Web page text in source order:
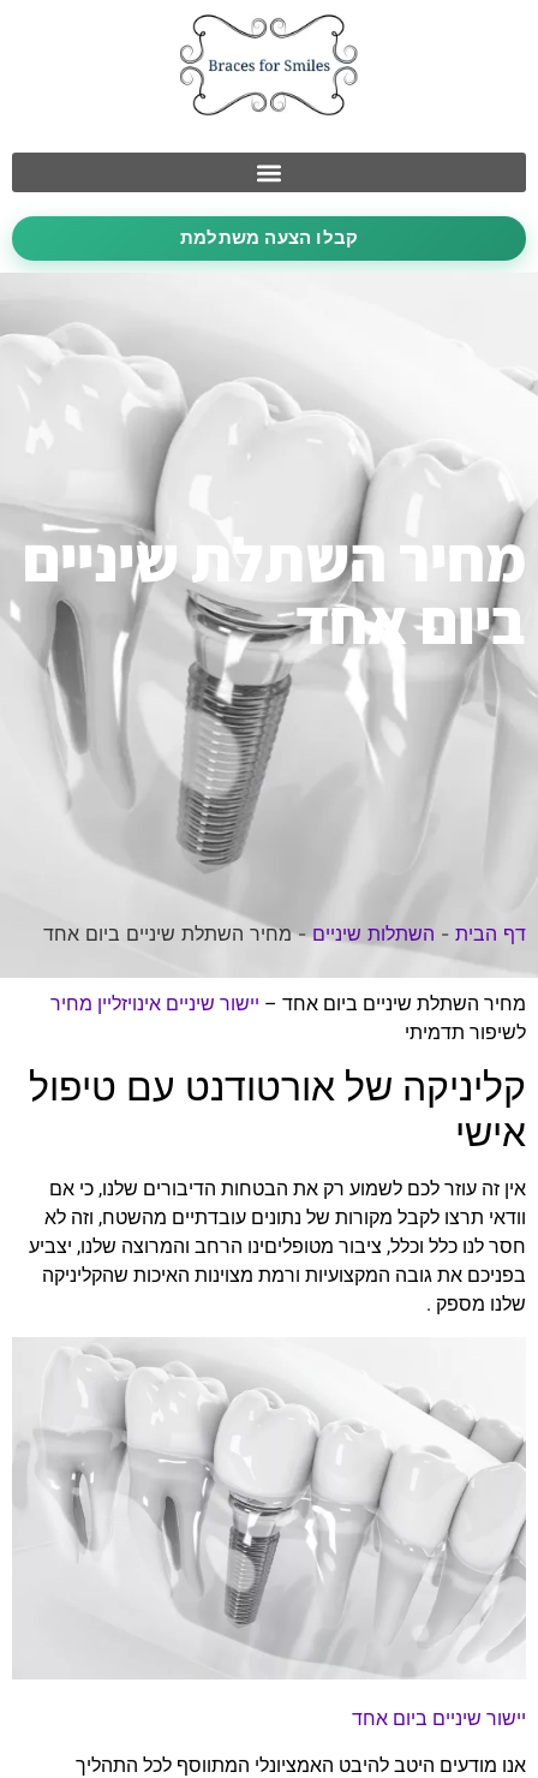
קבלו הצעה משתלמת
מחיר השתלת שיניים
ביום אחד
דף הבית - השתלות שיניים-מחיר השתלת שיניים ביום אחד
מחיר השתלת שיניים ביום אחד – יישור שיניים אינויזליין מחיר
לשיפור תדמיתי
קליניקה של אורטודנט עם טיפול
אישי
אין זה עוזר לכם לשמוע רק את הבטחות הדיבורים שלנו, כי אם
וודאי תרצו לקבל מקורות של נתונים עובדתיים מהשטח, וזה לא
חסר לנו כלל וכלל, ציבור מטופליםינו הרחב והמרוצה שלנו, יצביע
בפניכם את גובה המקצועיות ורמת מצוינות האיכות שהקליניקה
שלנו מספק .
יישור שיניים ביום אחד
אנו מודעים היטב להיבט האמציונלי המתווסף לכל התהליך